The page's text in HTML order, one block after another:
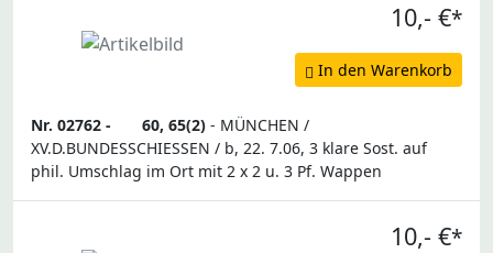
10,- €*
In den Warenkorb
Nr. 02762 - 60, 65(2) - MÜNCHEN /
XV.D.BUNDESSCHIESSEN / b, 22. 7.06, 3 klare Sost. auf
phil. Umschlag im Ort mit 2 x 2 u. 3 Pf. Wappen
10,- €*